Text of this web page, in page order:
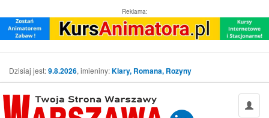
Reklama:
Dzisiaj jest:9.8.2026, imieniny:Klary, Romana, Rozyny